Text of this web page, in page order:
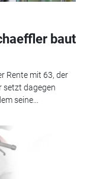
baut
Rente mit 63, der
setzt dagegen
seine...